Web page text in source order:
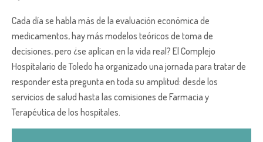
Cada día se habla más de la evaluación económica de
medicamentos, hay más modelos teóricos de toma de
decisiones, pero ¿se aplican en la vida real? El Complejo
Hospitalario de Toledo ha organizado una jornada para tratar de
responder esta pregunta en toda su amplitud: desde los
servicios de salud hasta las comisiones de Farmacia y
Terapéutica de los hospitales.